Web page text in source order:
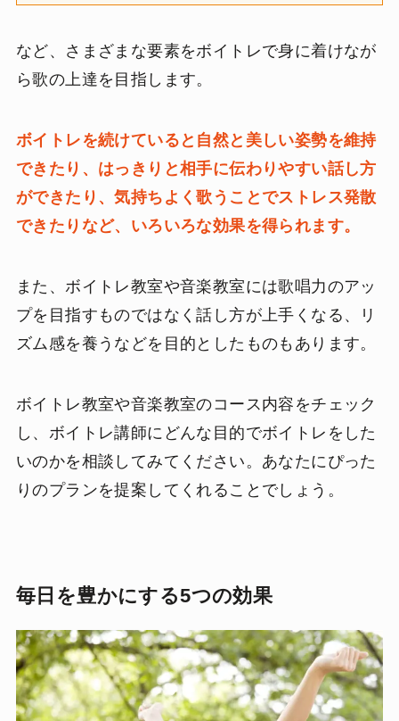
など、さまざまな要素をボイトレで身に着けなが
ら歌の上達を目指します。
ボイトレを続けていると自然と美しい姿勢を維持
できたり、はっきりと相手に伝わりやすい話し方
ができたり、気持ちよく歌うことでストレス発散
できたりなど、いろいろな効果を得られます。
また、ボイトレ教室や音楽教室には歌唱力のアッ
プを目指すものではなく話し方が上手くなる、リ
ズム感を養うなどを目的としたものもあります。
ボイトレ教室や音楽教室のコース内容をチェック
し、ボイトレ講師にどんな目的でボイトレをした
いのかを相談してみてください。あなたにぴった
りのプランを提案してくれることでしょう。
毎日を豊かにする5つの効果